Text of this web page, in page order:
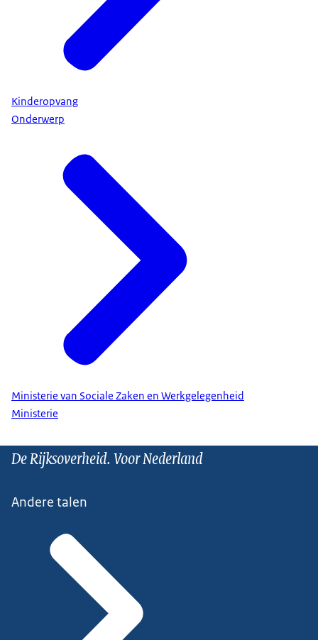
Kinderopvang
Onderwerp
Ministerie van Sociale Zaken en Werkgelegenheid
Ministerie
De Rijksoverheid. Voor Nederland
Andere talen